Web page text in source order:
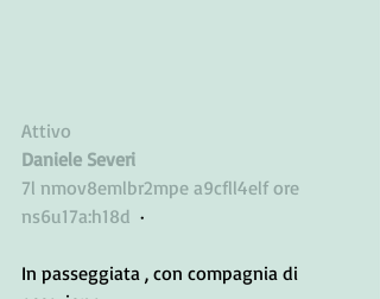
Attivo
Daniele Severi
7l nmov8emlbr2mpe a9cfll4elf ore
ns6u17a:h18d
  ·
In passeggiata , con compagnia di